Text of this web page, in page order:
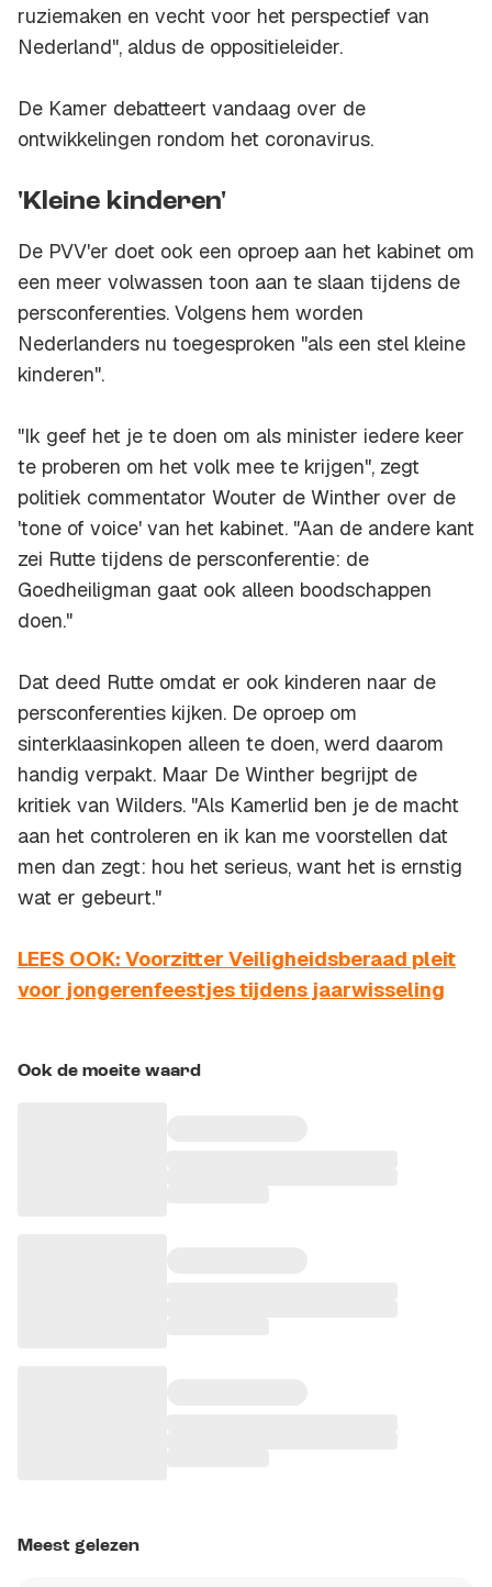
ruziemaken en vecht voor het perspectief van
Nederland", aldus de oppositieleider.
De Kamer debatteert vandaag over de
ontwikkelingen rondom het coronavirus.
'Kleine kinderen'
De PVV'er doet ook een oproep aan het kabinet om
een meer volwassen toon aan te slaan tijdens de
persconferenties. Volgens hem worden
Nederlanders nu toegesproken "als een stel kleine
kinderen".
"Ik geef het je te doen om als minister iedere keer
te proberen om het volk mee te krijgen", zegt
politiek commentator Wouter de Winther over de
'tone of voice' van het kabinet. "Aan de andere kant
zei Rutte tijdens de persconferentie: de
Goedheiligman gaat ook alleen boodschappen
doen."
Dat deed Rutte omdat er ook kinderen naar de
persconferenties kijken. De oproep om
sinterklaasinkopen alleen te doen, werd daarom
handig verpakt. Maar De Winther begrijpt de
kritiek van Wilders. "Als Kamerlid ben je de macht
aan het controleren en ik kan me voorstellen dat
men dan zegt: hou het serieus, want het is ernstig
wat er gebeurt."
LEES OOK: Voorzitter Veiligheidsberaad pleit
voor jongerenfeestjes tijdens jaarwisseling
Ook de moeite waard
Meest gelezen